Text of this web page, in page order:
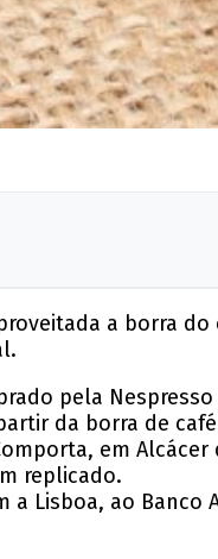
a borra
pela
da borra de
em
replicado.
a Lisboa, ao